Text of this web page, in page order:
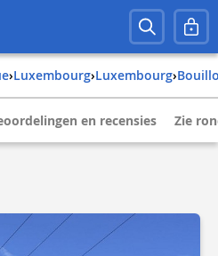
› luxembourg› luxembourg›
en recensies Zie